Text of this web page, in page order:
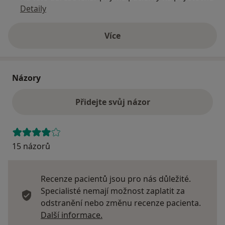
Detaily
Víceo adrese
Názory
Přidejte svůj názor
15 názorů
Recenze pacientů jsou pro nás důležité.
Specialisté nemají možnost zaplatit za
odstranění nebo změnu recenze pacienta.
Další informace.